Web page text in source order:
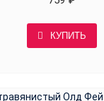
КУПИТЬ